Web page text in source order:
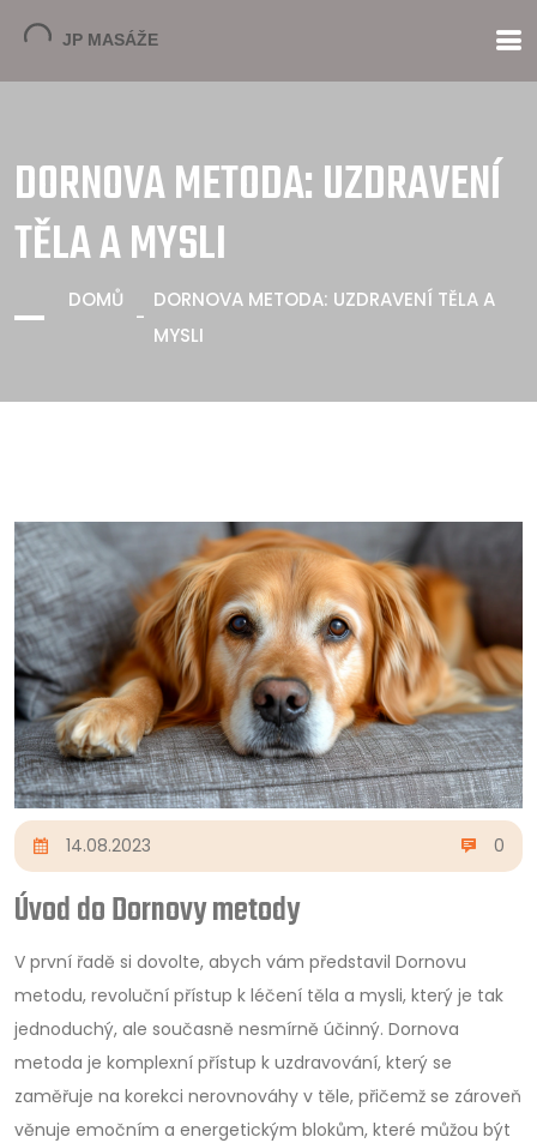
DORNOVA METODA: UZDRAVENÍ
TĚLA A MYSLI
DOMŮ
DORNOVA METODA: UZDRAVENÍ TĚLA A
MYSLI
14.08.2023 0
Úvod do Dornovy metody
V první řadě si dovolte, abych vám představil Dornovu
metodu, revoluční přístup k léčení těla a mysli, který je tak
jednoduchý, ale současně nesmírně účinný. Dornova
metoda je komplexní přístup k uzdravování, který se
zaměřuje na korekci nerovnováhy v těle, přičemž se zároveň
věnuje emočním a energetickým blokům, které můžou být